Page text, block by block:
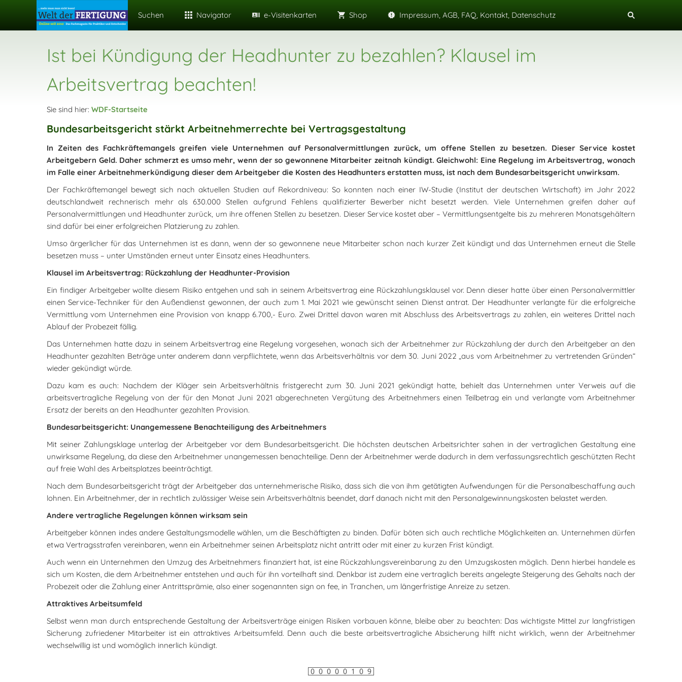
Suchen Navigator e-Visitenkarten Shop Impressum, AGB, FAQ, Kontakt, Datenschutz
Ist bei Kündigung der Headhunter zu bezahlen? Klausel im
Arbeitsvertrag beachten!
Sie sind hier: WDF-Startseite
Bundesarbeitsgericht stärkt Arbeitnehmerrechte bei Vertragsgestaltung
In Zeiten des Fachkräftemangels greifen viele Unternehmen auf Personalvermittlungen zurück, um offene Stellen zu besetzen. Dieser Service kostet
Arbeitgebern Geld. Daher schmerzt es umso mehr, wenn der so gewonnene Mitarbeiter zeitnah kündigt. Gleichwohl: Eine Regelung im Arbeitsvertrag, wonach
im Falle einer Arbeitnehmerkündigung dieser dem Arbeitgeber die Kosten des Headhunters erstatten muss, ist nach dem Bundesarbeitsgericht unwirksam.
Der Fachkräftemangel bewegt sich nach aktuellen Studien auf Rekordniveau: So konnten nach einer IW-Studie (Institut der deutschen Wirtschaft) im Jahr 2022
deutschlandweit rechnerisch mehr als 630.000 Stellen aufgrund Fehlens qualifizierter Bewerber nicht besetzt werden. Viele Unternehmen greifen daher auf
Personalvermittlungen und Headhunter zurück, um ihre offenen Stellen zu besetzen. Dieser Service kostet aber – Vermittlungsentgelte bis zu mehreren Monatsgehältern
sind dafür bei einer erfolgreichen Platzierung zu zahlen.
Umso ärgerlicher für das Unternehmen ist es dann, wenn der so gewonnene neue Mitarbeiter schon nach kurzer Zeit kündigt und das Unternehmen erneut die Stelle
besetzen muss – unter Umständen erneut unter Einsatz eines Headhunters.
Klausel im Arbeitsvertrag: Rückzahlung der Headhunter-Provision
Ein findiger Arbeitgeber wollte diesem Risiko entgehen und sah in seinem Arbeitsvertrag eine Rückzahlungsklausel vor. Denn dieser hatte über einen Personalvermittler
einen Service-Techniker für den Außendienst gewonnen, der auch zum 1. Mai 2021 wie gewünscht seinen Dienst antrat. Der Headhunter verlangte für die erfolgreiche
Vermittlung vom Unternehmen eine Provision von knapp 6.700,- Euro. Zwei Drittel davon waren mit Abschluss des Arbeitsvertrags zu zahlen, ein weiteres Drittel nach
Ablauf der Probezeit fällig.
Das Unternehmen hatte dazu in seinem Arbeitsvertrag eine Regelung vorgesehen, wonach sich der Arbeitnehmer zur Rückzahlung der durch den Arbeitgeber an den
Headhunter gezahlten Beträge unter anderem dann verpflichtete, wenn das Arbeitsverhältnis vor dem 30. Juni 2022 „aus vom Arbeitnehmer zu vertretenden Gründen“
wieder gekündigt würde.
Dazu kam es auch: Nachdem der Kläger sein Arbeitsverhältnis fristgerecht zum 30. Juni 2021 gekündigt hatte, behielt das Unternehmen unter Verweis auf die
arbeitsvertragliche Regelung von der für den Monat Juni 2021 abgerechneten Vergütung des Arbeitnehmers einen Teilbetrag ein und verlangte vom Arbeitnehmer
Ersatz der bereits an den Headhunter gezahlten Provision.
Bundesarbeitsgericht: Unangemessene Benachteiligung des Arbeitnehmers
Mit seiner Zahlungsklage unterlag der Arbeitgeber vor dem Bundesarbeitsgericht. Die höchsten deutschen Arbeitsrichter sahen in der vertraglichen Gestaltung eine
unwirksame Regelung, da diese den Arbeitnehmer unangemessen benachteilige. Denn der Arbeitnehmer werde dadurch in dem verfassungsrechtlich geschützten Recht
auf freie Wahl des Arbeitsplatzes beeinträchtigt.
Nach dem Bundesarbeitsgericht trägt der Arbeitgeber das unternehmerische Risiko, dass sich die von ihm getätigten Aufwendungen für die Personalbeschaffung auch
lohnen. Ein Arbeitnehmer, der in rechtlich zulässiger Weise sein Arbeitsverhältnis beendet, darf danach nicht mit den Personalgewinnungskosten belastet werden.
Andere vertragliche Regelungen können wirksam sein
Arbeitgeber können indes andere Gestaltungsmodelle wählen, um die Beschäftigten zu binden. Dafür böten sich auch rechtliche Möglichkeiten an. Unternehmen dürfen
etwa Vertragsstrafen vereinbaren, wenn ein Arbeitnehmer seinen Arbeitsplatz nicht antritt oder mit einer zu kurzen Frist kündigt.
Auch wenn ein Unternehmen den Umzug des Arbeitnehmers finanziert hat, ist eine Rückzahlungsvereinbarung zu den Umzugskosten möglich. Denn hierbei handele es
sich um Kosten, die dem Arbeitnehmer entstehen und auch für ihn vorteilhaft sind. Denkbar ist zudem eine vertraglich bereits angelegte Steigerung des Gehalts nach der
Probezeit oder die Zahlung einer Antrittsprämie, also einer sogenannten sign on fee, in Tranchen, um längerfristige Anreize zu setzen.
Attraktives Arbeitsumfeld
Selbst wenn man durch entsprechende Gestaltung der Arbeitsverträge einigen Risiken vorbauen könne, bleibe aber zu beachten: Das wichtigste Mittel zur langfristigen
Sicherung zufriedener Mitarbeiter ist ein attraktives Arbeitsumfeld. Denn auch die beste arbeitsvertragliche Absicherung hilft nicht wirklich, wenn der Arbeitnehmer
wechselwillig ist und womöglich innerlich kündigt.